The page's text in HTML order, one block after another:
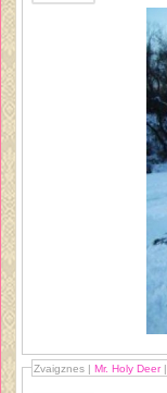
Zvaigznes| Mr. Holy Deer|